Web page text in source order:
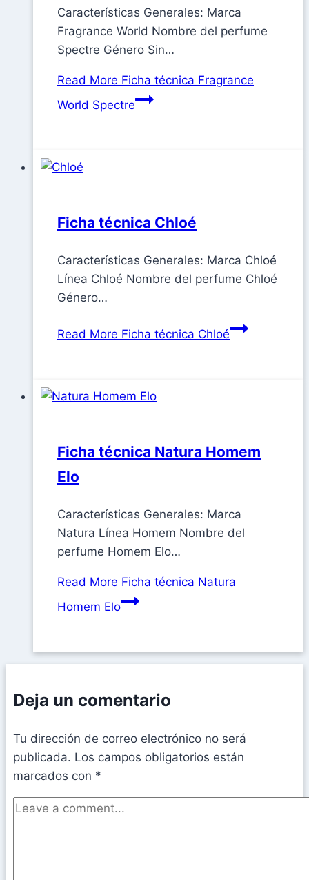
Características Generales: Marca
Fragrance World Nombre del perfume
Spectre Género Sin…
Read More Ficha técnica Fragrance
World Spectre
Ficha técnica Chloé
Características Generales: Marca Chloé
Línea Chloé Nombre del perfume Chloé
Género…
Read More Ficha técnica Chloé
Ficha técnica Natura Homem
Elo
Características Generales: Marca
Natura Línea Homem Nombre del
perfume Homem Elo…
Read More Ficha técnica Natura
Homem Elo
Deja un comentario
Tu dirección de correo electrónico no será
publicada. Los campos obligatorios están
marcados con *